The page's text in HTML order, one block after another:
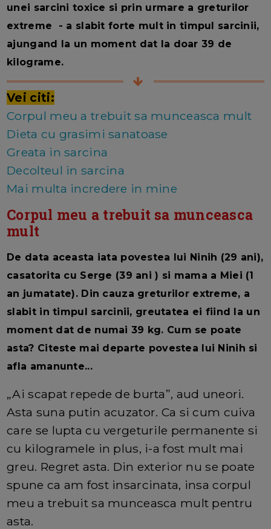
unei sarcini toxice si prin urmare a greturilor
extreme - a slabit forte mult in timpul sarcinii,
ajungand la un moment dat la doar 39 de
kilograme.
Vei citi:
Corpul meu a trebuit sa munceasca mult
Dieta cu grasimi sanatoase
Greata in sarcina
Decolteul in sarcina
Mai multa incredere in mine
Corpul meu a trebuit sa munceasca
mult
De data aceasta iata povestea lui Ninih (29 ani),
casatorita cu Serge (39 ani ) si mama a Miei (1
an jumatate). Din cauza greturilor extreme, a
slabit in timpul sarcinii, greutatea ei fiind la un
moment dat de numai 39 kg. Cum se poate
asta? Citeste mai departe povestea lui Ninih si
afla amanunte...
„Ai scapat repede de burta”, aud uneori.
Asta suna putin acuzator. Ca si cum cuiva
care se lupta cu vergeturile permanente si
cu kilogramele in plus, i-a fost mult mai
greu. Regret asta. Din exterior nu se poate
spune ca am fost insarcinata, insa corpul
meu a trebuit sa munceasca mult pentru
asta.